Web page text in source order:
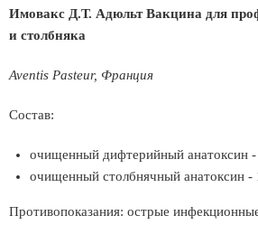
Имовакс Д.Т. Адюльт Вакцина для
и столбняка
Aventis Pasteur, Франция
Состав:
очищенный дифтерийный анатоксин -
очищенный столбнячный анатоксин -
Противопоказания: острые